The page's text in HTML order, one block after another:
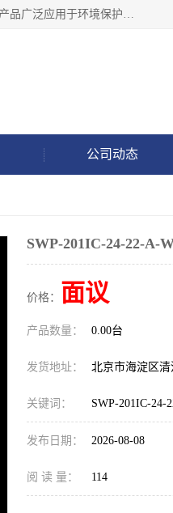
北京鸿泰顺达科技有限公司主要经营电子产品、机械设备、通讯设备、五金、交电等电子机械类产品；产品广泛应用于环境保护、石油化工、电力电子、冶金建筑、煤炭、农业、卫生防疫、教育科研等行业。并成功的与各地环境监测站、污水处理厂、卷烟厂、电厂、高校、科学院所、卫生防疫部门、煤矿、石化厂等用户建立了密切的合作关系。
公司动态
SWP-201IC-24-22-A-
价格： 面议
产品数量： 0.00台
发货地址： 北京市海淀区
关键词： SWP-201IC-24-
发布日期： 2026-08-08
阅 读 量： 114